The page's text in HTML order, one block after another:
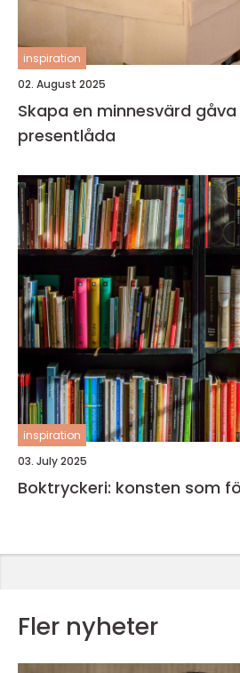
inspiration
02. August 2025
Skapa en minnesvärd
presentlåda
inspiration
03. July 2025
Boktryckeri: konsten som
Fler nyheter